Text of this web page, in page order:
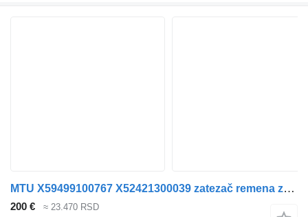
MTU X59499100767 X52421300039 zatezač remena za Mercedes-Benz MTU4000 kamiona
200 € ≈ 23.470 RSD